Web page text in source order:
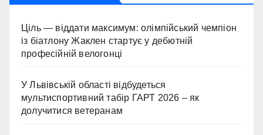
Ціль — віддати максимум: олімпійський чемпіон
із біатлону Жаклен стартує у дебютній
професійній велогонці
У Львівській області відбудеться
мультиспортивний табір ГАРТ 2026 – як
долучитися ветеранам